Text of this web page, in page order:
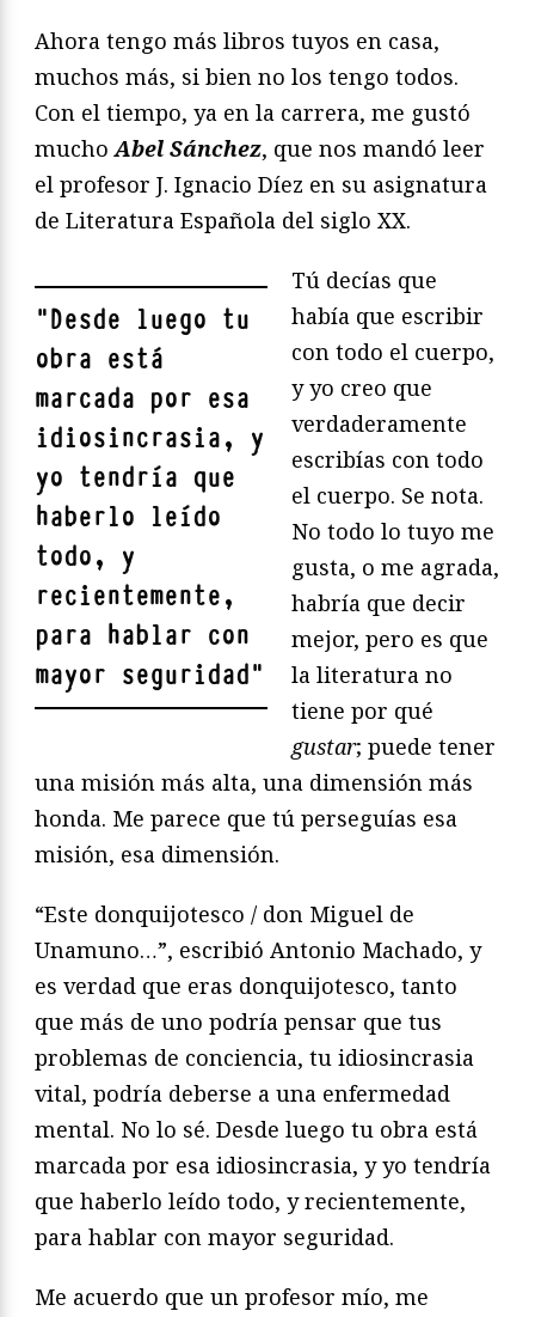
Ahora tengo más libros tuyos en casa,
muchos más, si bien no los tengo todos.
Con el tiempo, ya en la carrera, me gustó
muchoAbel Sánchez, que nos mandó leer
el profesor J. Ignacio Díez en su asignatura
de Literatura Española del siglo XX.
"Desde luego tu
obra está
marcada por esa
idiosincrasia, y
yo tendría que
haberlo leído
todo, y
recientemente,
para hablar con
mayor seguridad"
Tú decías que
había que escribir
con todo el cuerpo,
y yo creo que
verdaderamente
escribías con todo
el cuerpo. Se nota.
No todo lo tuyo me
gusta, o me agrada,
habría que decir
mejor, pero es que
la literatura no
tiene por qué
gustar; puede tener
una misión más alta, una dimensión más
honda. Me parece que tú perseguías esa
misión, esa dimensión.
“Este donquijotesco / don Miguel de
Unamuno…”, escribió Antonio Machado, y
es verdad que eras donquijotesco, tanto
que más de uno podría pensar que tus
problemas de conciencia, tu idiosincrasia
vital, podría deberse a una enfermedad
mental. No lo sé. Desde luego tu obra está
marcada por esa idiosincrasia, y yo tendría
que haberlo leído todo, y recientemente,
para hablar con mayor seguridad.
Me acuerdo que un profesor mío, me